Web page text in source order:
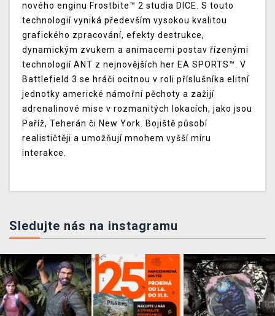
nového enginu Frostbite™ 2 studia DICE. S touto
technologií vyniká především vysokou kvalitou
grafického zpracování, efekty destrukce,
dynamickým zvukem a animacemi postav řízenými
technologií ANT z nejnovějších her EA SPORTS™. V
Battlefield 3 se hráči ocitnou v roli příslušníka elitní
jednotky americké námořní pěchoty a zažijí
adrenalinové mise v rozmanitých lokacích, jako jsou
Paříž, Teherán či New York. Bojiště působí
realističtěji a umožňují mnohem vyšší míru
interakce.
Sledujte nás na instagramu